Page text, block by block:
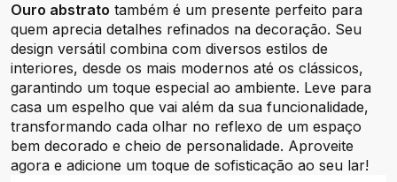
Ouro abstrato também é um presente perfeito para
quem aprecia detalhes refinados na decoração. Seu
design versátil combina com diversos estilos de
interiores, desde os mais modernos até os clássicos,
garantindo um toque especial ao ambiente. Leve para
casa um espelho que vai além da sua funcionalidade,
transformando cada olhar no reflexo de um espaço
bem decorado e cheio de personalidade. Aproveite
agora e adicione um toque de sofisticação ao seu lar!